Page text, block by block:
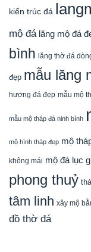
kiến trúc đá
mộ đá lăng mộ đá
bình lăng thờ đá
đẹp mẫu lăng
hương đá đẹp mẫu mộ
mẫu mộ tháp đá ninh bình
mộ hình tháp đẹp mộ
không mái mộ đá lục
phong thuỷ
tâm linh xây mộ
đồ thờ đá